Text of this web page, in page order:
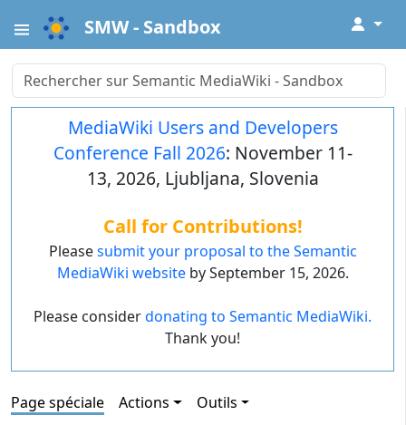
SMW - Sandbox ↓
MediaWiki Users and Developers
Conference Fall 2026: November 11-
13, 2026, Ljubljana, Slovenia
Call for Contributions!
Pleasesubmit your proposal to the Semantic
MediaWiki websiteby September 15, 2026.
Please considerdonating to Semantic MediaWiki.
Thank you!
Page spéciale Actions Outils